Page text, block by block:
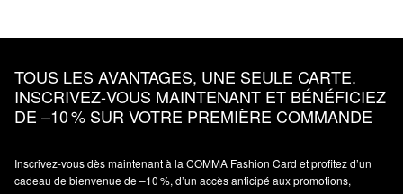
TOUS LES AVANTAGES, UNE SEULE CARTE.
INSCRIVEZ‑VOUS MAINTENANT ET BÉNÉFICIEZ
DE –10 % SUR VOTRE PREMIÈRE COMMANDE
Inscrivez‑vous dès maintenant à la COMMA Fashion Card et profitez d’un
cadeau de bienvenue de –10 %, d’un accès anticipé aux promotions,